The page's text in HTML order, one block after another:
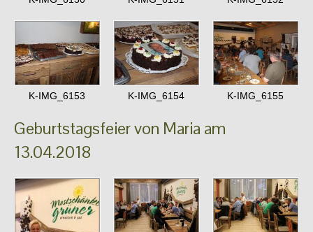
K-IMG_6153 K-IMG_6154 K-IMG_6155
Geburtstagsfeier von Maria am
13.04.2018